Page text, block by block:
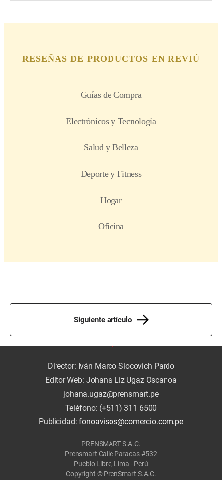
Siguiente artículo
Director: Iván Marco Slocovich Pardo
Editor Web: Johana Liz Ugaz Oscanoa
johana.ugaz@prensmart.pe
Teléfono: (+511) 311 6500
Publicidad:fonoavisos@comercio.com.pe
PRENSMART S.A.C.
Prensmart Calle Paracas #532
Pueblo Libre, Lima - Perú
Copyright © PrenSmart S.A.C.